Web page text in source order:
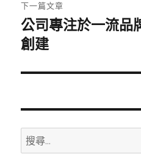
文
章:
下一篇文章
下
一
文
公司專注於一流品
創建
搜
尋